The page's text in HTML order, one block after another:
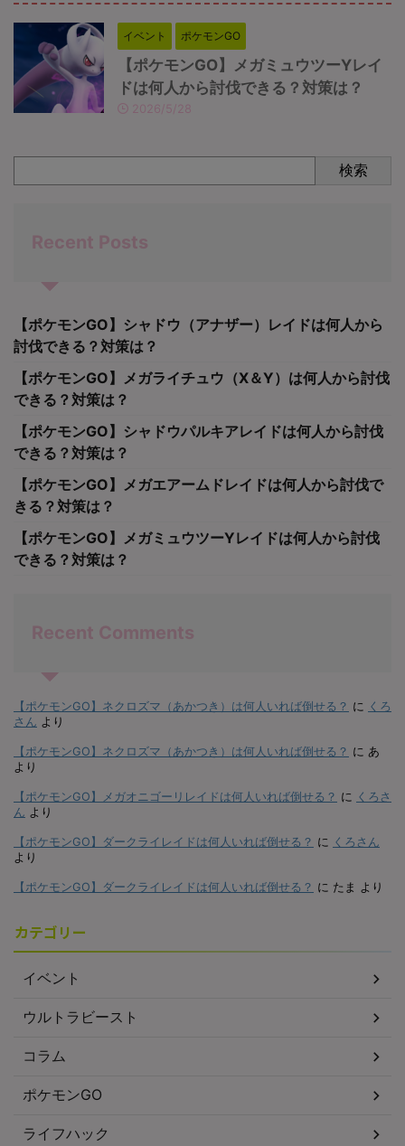
イベント ポケモンGO
【ポケモンGO】メガミュウツーYレイ
ドは何人から討伐できる？対策は？
2026/5/28
検索
Recent Posts
【ポケモンGO】シャドウ（アナザー）レイドは何人から
討伐できる？対策は？
【ポケモンGO】メガライチュウ（X＆Y）は何人から討伐
できる？対策は？
【ポケモンGO】シャドウパルキアレイドは何人から討伐
できる？対策は？
【ポケモンGO】メガエアームドレイドは何人から討伐で
きる？対策は？
【ポケモンGO】メガミュウツーYレイドは何人から討伐
できる？対策は？
Recent Comments
【ポケモンGO】ネクロズマ（あかつき）は何人いれば倒せる？ に くろ
さん より
【ポケモンGO】ネクロズマ（あかつき）は何人いれば倒せる？ に あ
より
【ポケモンGO】メガオニゴーリレイドは何人いれば倒せる？ に くろさ
ん より
【ポケモンGO】ダークライレイドは何人いれば倒せる？ に くろさん
より
【ポケモンGO】ダークライレイドは何人いれば倒せる？ に たま より
カテゴリー
イベント
ウルトラビースト
コラム
ポケモンGO
ライフハック